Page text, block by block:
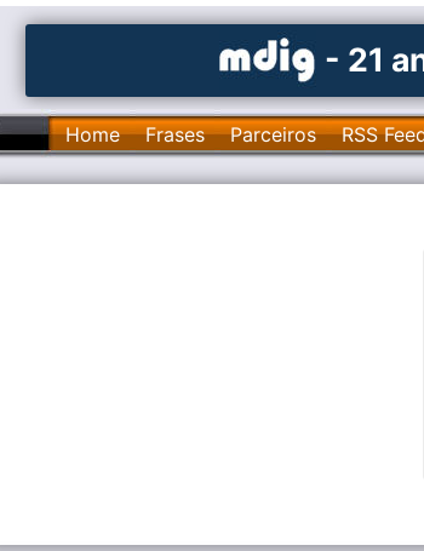
- 21
Home Frases Parceiros RSS